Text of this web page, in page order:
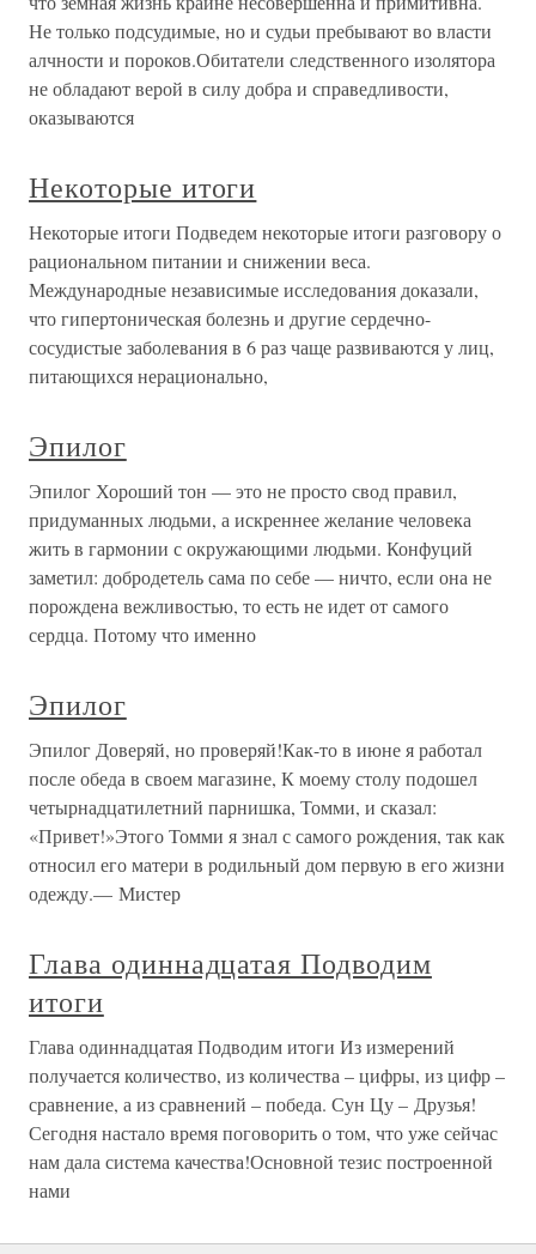
Не только подсудимые, но и судьи пребывают во власти
алчности и пороков.Обитатели следственного изолятора
не обладают верой в силу добра и справедливости,
оказываются
Некоторые итоги
Некоторые итоги Подведем некоторые итоги разговору о
рациональном питании и снижении веса.
Международные независимые исследования доказали,
что гипертоническая болезнь и другие сердечно-
сосудистые заболевания в 6 раз чаще развиваются у лиц,
питающихся нерационально,
Эпилог
Эпилог Хороший тон — это не просто свод правил,
придуманных людьми, а искреннее желание человека
жить в гармонии с окружающими людьми. Конфуций
заметил: добродетель сама по себе — ничто, если она не
порождена вежливостью, то есть не идет от самого
сердца. Потому что именно
Эпилог
Эпилог Доверяй, но проверяй!Как-то в июне я работал
после обеда в своем магазине, К моему столу подошел
четырнадцатилетний парнишка, Томми, и сказал:
«Привет!»Этого Томми я знал с самого рождения, так как
относил его матери в родильный дом первую в его жизни
одежду.— Мистер
Глава одиннадцатая Подводим
итоги
Глава одиннадцатая Подводим итоги Из измерений
получается количество, из количества – цифры, из цифр –
сравнение, а из сравнений – победа. Сун Цу – Друзья!
Сегодня настало время поговорить о том, что уже сейчас
нам дала система качества!Основной тезис построенной
нами